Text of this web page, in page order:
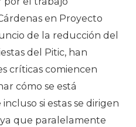
en Proyecto
de la reducción del
del Pitic, han
críticas comiencen
cómo se está
si estas se dirigen
que paralelamente